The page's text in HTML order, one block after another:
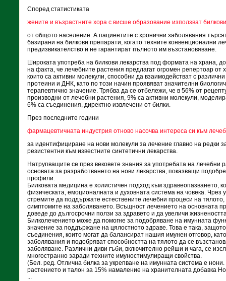
Според статистиката
жените и възрастните хора с висше образование използват
от общото население. А пациентите с хронични заболявания
базирани на билкови препарати, когато техните конвенционални
предизвикателство и не гарантират пълното им възстановяване.
Широката употреба на билкови лекарства под формата на храна,
на факта, че лечебните растения предлагат огромен репертоар от
които са активни молекули, способни да взаимодействат с
протеини и ДНК, като по този начин проявяват значителни
терапевтично значение. Трябва да се отбележи, че в 56% от
производни от лечебни растения, 9% са активни молекули,
6% са съединения, директно извлечени от билки.
През последните години
фармацевтичната индустрия отново насочва интереса си към
за идентифициране на нови молекули за лечение главно на редки
резистентни към известните синтетични лекарства.
Натрупващите се през вековете знания за употребата на лечебни
основата за разработването на нови лекарства, показващи
профили.
Билковата медицина е холистичен подход към здравеопазването,
физическата, емоционалната и духовната система на човека. Чрез
стремите да поддържате естествените лечебни процеси на тялото,
симптомите на заболяването. Всъщност лечението на основната
доведе до дългосрочни ползи за здравето и да увеличи
Билколечението може да помогне за подобряване на имунната
значение за поддържане на цялостното здраве. Това е така,
съединения, които могат да балансират нашия имунен отговор,
заболявания и подобряват способността на тялото да се
заболяване. Различни диви гъби, включително рейши и чага, се
многостранно заради техните имуностимулиращи свойства.
(Бел. ред. Отлична билка за укрепване на имунната система е нони.
растението и талон за 15% намаление на хранителната добавка
...